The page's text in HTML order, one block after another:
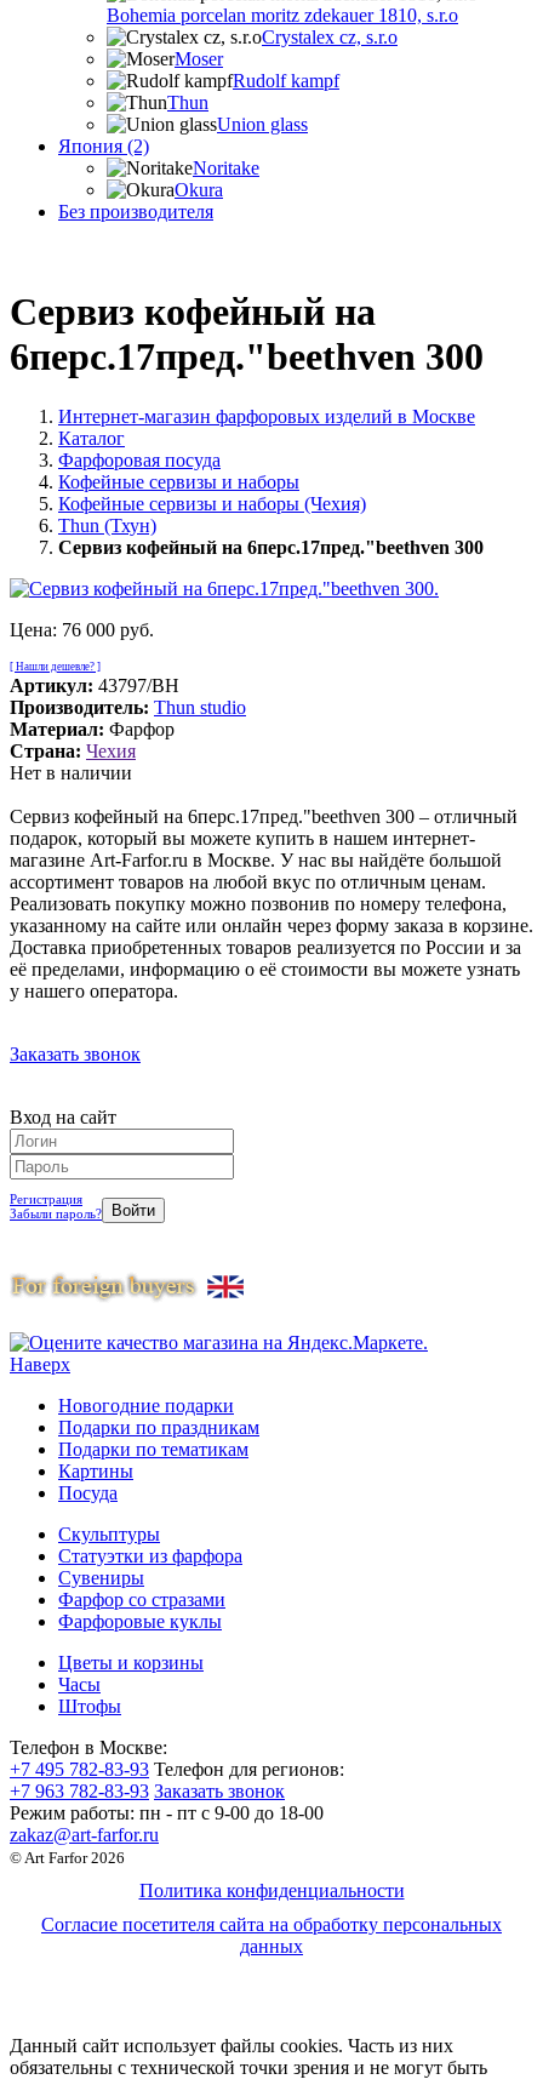
Bohemia porcelan moritz zdekauer 1810, s.r.o
Crystalex cz, s.r.o
Moser
Rudolf kampf
Thun
Union glass
Япония (2)
Noritake
Okura
Без производителя
Сервиз кофейный на
6перс.17пред."beethven 300
Интернет-магазин фарфоровых изделий в Москве
Каталог
Фарфоровая посуда
Кофейные сервизы и наборы
Кофейные сервизы и наборы (Чехия)
Thun (Тхун)
Сервиз кофейный на 6перс.17пред."beethven 300
Цена: 76 000 руб.
[ Нашли дешевле? ]
Артикул: 43797/BH
Производитель: Thun studio
Материал: Фарфор
Страна: Чехия
Нет в наличии
Сервиз кофейный на 6перс.17пред."beethven 300 – отличный
подарок, который вы можете купить в нашем интернет-
магазине Art-Farfor.ru в Москве. У нас вы найдёте большой
ассортимент товаров на любой вкус по отличным ценам.
Реализовать покупку можно позвонив по номеру телефона,
указанному на сайте или онлайн через форму заказа в корзине.
Доставка приобретенных товаров реализуется по России и за
её пределами, информацию о её стоимости вы можете узнать
у нашего оператора.
Заказать звонок
Вход на сайт
Регистрация
Забыли пароль?
Наверх
Новогодние подарки
Подарки по праздникам
Подарки по тематикам
Картины
Посуда
Скульптуры
Статуэтки из фарфора
Сувениры
Фарфор со стразами
Фарфоровые куклы
Цветы и корзины
Часы
Штофы
Телефон в Москве:
+7 495 782-83-93 Телефон для регионов:
+7 963 782-83-93 Заказать звонок
Режим работы: пн - пт c 9-00 до 18-00
zakaz@art-farfor.ru
© Art Farfor 2026
Политика конфиденциальности
Согласие посетителя сайта на обработку персональных
данных
Данный сайт использует файлы cookies. Часть из них
обязательны с технической точки зрения и не могут быть